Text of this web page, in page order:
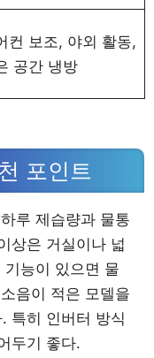
컨 보조, 야외 활동,
공간 냉방
포인트
루 제습량과 물통
상은 거실이나 넓
능이 있으면 물
음이 적은 모델을
특히 인버터 방식
두기 좋다.